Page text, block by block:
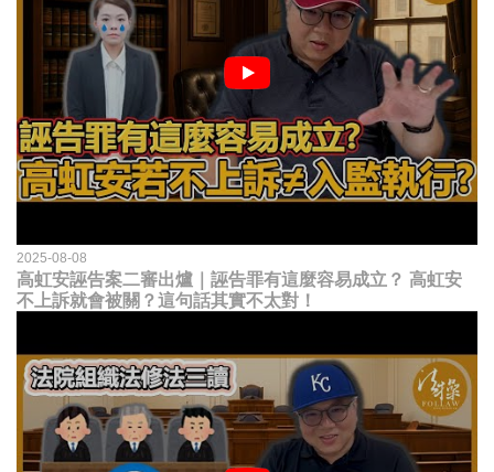
2025-08-08
高虹安誣告案二審出爐｜誣告罪有這麼容易成立？ 高虹安
不上訴就會被關？這句話其實不太對！